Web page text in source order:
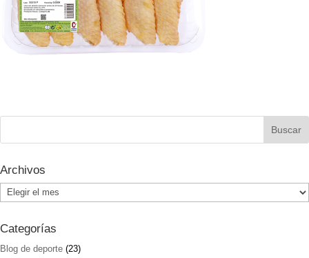
Archivos
Archivos
Categorías
Blog de deporte (23)